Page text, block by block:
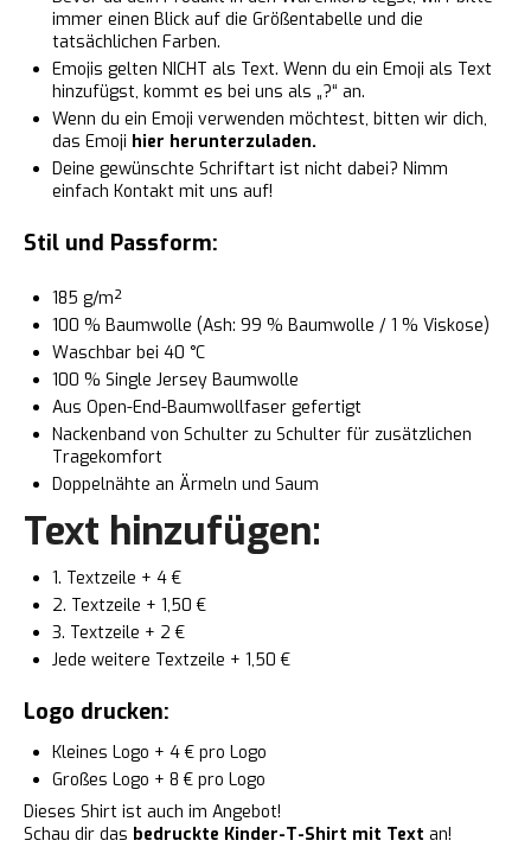
immer einen Blick auf die Größentabelle und die
tatsächlichen Farben.
Emojis gelten NICHT als Text. Wenn du ein Emoji als Text
hinzufügst, kommt es bei uns als „?“ an.
Wenn du ein Emoji verwenden möchtest, bitten wir dich,
das Emoji hier herunterzuladen.
Deine gewünschte Schriftart ist nicht dabei? Nimm
einfach Kontakt mit uns auf!
Stil und Passform:
185 g/m²
100 % Baumwolle (Ash: 99 % Baumwolle / 1 % Viskose)
Waschbar bei 40 °C
100 % Single Jersey Baumwolle
Aus Open-End-Baumwollfaser gefertigt
Nackenband von Schulter zu Schulter für zusätzlichen
Tragekomfort
Doppelnähte an Ärmeln und Saum
Text hinzufügen:
1. Textzeile + 4 €
2. Textzeile + 1,50 €
3. Textzeile + 2 €
Jede weitere Textzeile + 1,50 €
Logo drucken:
Kleines Logo + 4 € pro Logo
Großes Logo + 8 € pro Logo
Dieses Shirt ist auch im Angebot!
Schau dir das bedruckte Kinder-T-Shirt mit Text an!